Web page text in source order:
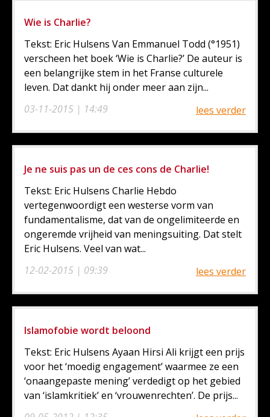
Wie is Charlie?
03-11-2015 | 14:49
Tekst: Eric Hulsens Van Emmanuel Todd (°1951)
verscheen het boek ‘Wie is Charlie?’ De auteur is
een belangrijke stem in het Franse culturele
leven. Dat dankt hij onder meer aan zijn...
lees verder
Je ne suis pas un de ces cons de Charlie!
12-02-2015 | 09:39
Tekst: Eric Hulsens Charlie Hebdo
vertegenwoordigt een westerse vorm van
fundamentalisme, dat van de ongelimiteerde en
ongeremde vrijheid van meningsuiting. Dat stelt
Eric Hulsens. Veel van wat...
lees verder
Islamofobie wordt beloond
Tekst: Eric Hulsens Ayaan Hirsi Ali krijgt een prijs
voor het ‘moedig engagement’ waarmee ze een
‘onaangepaste mening’ verdedigt op het gebied
van ‘islamkritiek’ en ‘vrouwenrechten’. De prijs...